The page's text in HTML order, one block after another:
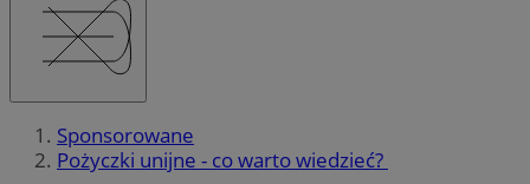
Sponsorowane
Pożyczki unijne - co warto wiedzieć?